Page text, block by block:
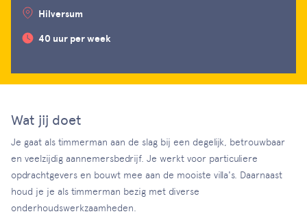
Hilversum
40 uur per week
Wat jij doet
Je gaat als timmerman aan de slag bij een degelijk, betrouwbaar
en veelzijdig aannemersbedrijf. Je werkt voor particuliere
opdrachtgevers en bouwt mee aan de mooiste villa's. Daarnaast
houd je je als timmerman bezig met diverse
onderhoudswerkzaamheden.